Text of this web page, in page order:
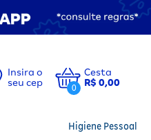
Insira o
seu cep
0
Cesta
R$ 0,00
Higiene Pessoal